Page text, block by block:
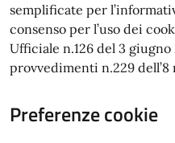
semplificate per
consenso per l’uso dei
Ufficiale n.126 del 3
provvedimenti n.229 dell’8
Preferenze cookie